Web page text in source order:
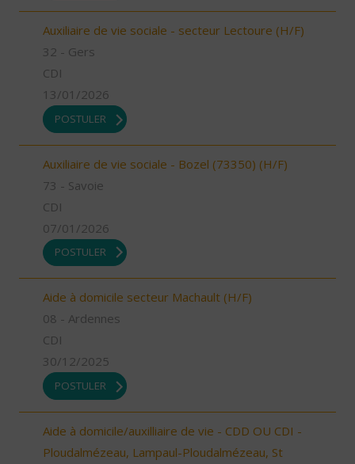
Auxiliaire de vie sociale - secteur Lectoure (H/F)
32 - Gers
CDI
13/01/2026
POSTULER
Auxiliaire de vie sociale - Bozel (73350) (H/F)
73 - Savoie
CDI
07/01/2026
POSTULER
Aide à domicile secteur Machault (H/F)
08 - Ardennes
CDI
30/12/2025
POSTULER
Aide à domicile/auxilliaire de vie - CDD OU CDI -
Ploudalmézeau, Lampaul-Ploudalmézeau, St